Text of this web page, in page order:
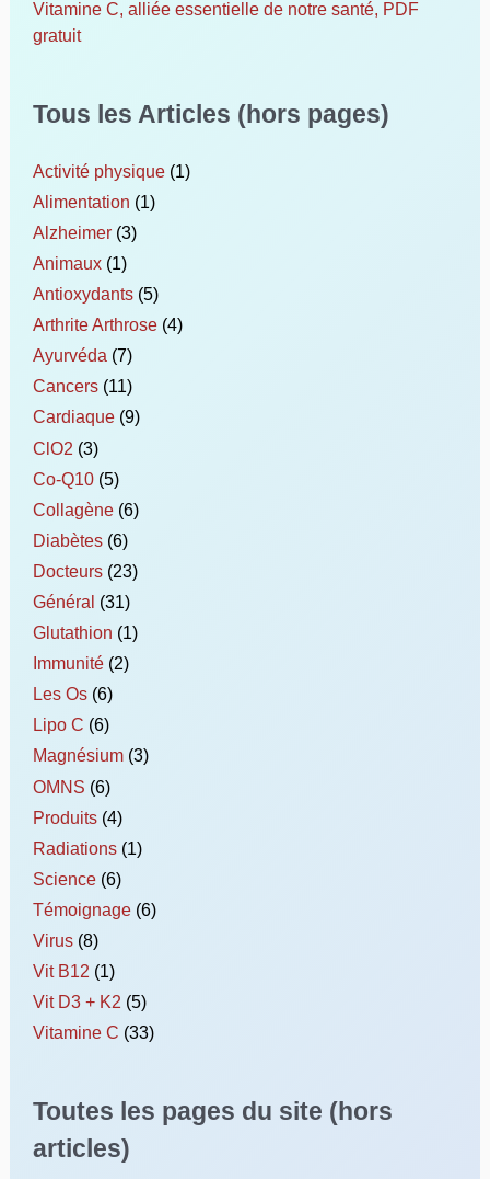
Vitamine C, alliée essentielle de notre santé, PDF
gratuit
Tous les Articles (hors pages)
Activité physique (1)
Alimentation (1)
Alzheimer (3)
Animaux (1)
Antioxydants (5)
Arthrite Arthrose (4)
Ayurvéda (7)
Cancers (11)
Cardiaque (9)
ClO2 (3)
Co-Q10 (5)
Collagène (6)
Diabètes (6)
Docteurs (23)
Général (31)
Glutathion (1)
Immunité (2)
Les Os (6)
Lipo C (6)
Magnésium (3)
OMNS (6)
Produits (4)
Radiations (1)
Science (6)
Témoignage (6)
Virus (8)
Vit B12 (1)
Vit D3 + K2 (5)
Vitamine C (33)
Toutes les pages du site (hors
articles)